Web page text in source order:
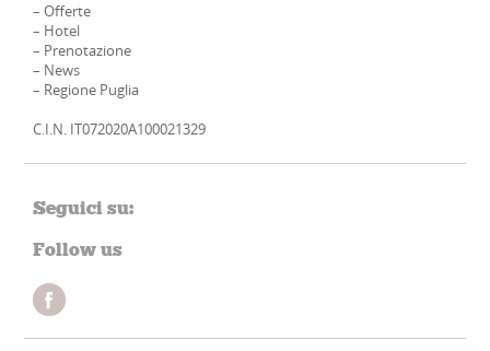
–Offerte
– Hotel
– Prenotazione
– News
– Regione Puglia
C.I.N. IT072020A100021329
Seguici su:
Follow us